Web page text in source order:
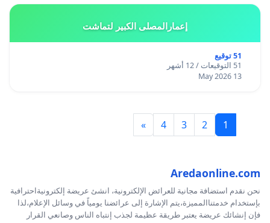
إعمارالمصلى الكبير لتماشت
51 توقيع
51 التوقيعات / 12 أشهر
13 May 2026
1
2
3
4
»
Aredaonline.com
نحن نقدم استضافة مجانية للعرائض الإلكترونية، انشئ عريضة إلكترونيةاحترافية
بإستخدام خدمتناالمميزة،يتم الإشارة إلى عرائضنا يومياً في وسائل الإعلام،لذا
فإن إنشائك عريضة يعتبر طريقة عظيمة لجذب إنتباه الناس وصانعي القرار